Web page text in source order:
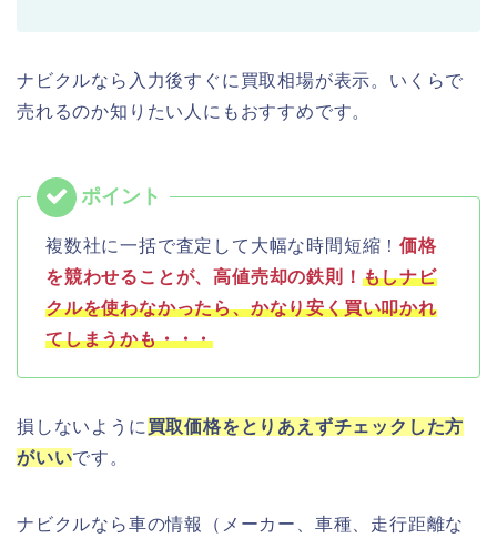
ナビクルなら入力後すぐに買取相場が表示。いくらで
売れるのか知りたい人にもおすすめです。
複数社に一括で査定して大幅な時間短縮！価格
を競わせることが、高値売却の鉄則！ もしナビ
クルを使わなかったら、かなり安く買い叩かれ
てしまうかも・・・
損しないように 買取価格をとりあえずチェックした方
がいいです。
ナビクルなら車の情報（メーカー、車種、走行距離な